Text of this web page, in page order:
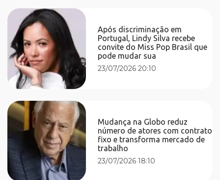
Após discriminação em
Portugal, Lindy Silva recebe
convite do Miss Pop Brasil que
pode mudar sua
23/07/2026 20:10
Mudança na Globo reduz
número de atores com contrato
fixo e transforma mercado de
trabalho
23/07/2026 18:10